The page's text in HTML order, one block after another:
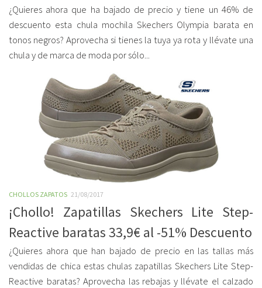
¿Quieres ahora que ha bajado de precio y tiene un 46% de
descuento esta chula mochila Skechers Olympia barata en
tonos negros? Aprovecha si tienes la tuya ya rota y llévate una
chula y de marca de moda por sólo...
CHOLLOS ZAPATOS 21/08/2017
¡Chollo! Zapatillas Skechers Lite Step-
Reactive baratas 33,9€ al -51% Descuento
¿Quieres ahora que han bajado de precio en las tallas más
vendidas de chica estas chulas zapatillas Skechers Lite Step-
Reactive baratas? Aprovecha las rebajas y llévate el calzado